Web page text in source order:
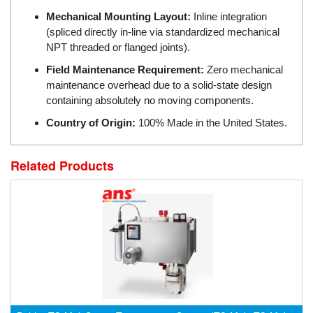
Evoqua
EXAIR
Exide Technologies Vietnam
EXOR
FAIRCHILD
FANUC
FDM/ F.lli Della Marca Srl
FHF (EATON Crouse-Hinds)
Mechanical Mounting Layout: Inline integration
(spliced directly in-line via standardized mechanical
NPT threaded or flanged joints).
Field Maintenance Requirement: Zero mechanical
maintenance overhead due to a solid-state design
containing absolutely no moving components.
Country of Origin: 100% Made in the United States.
Related Products